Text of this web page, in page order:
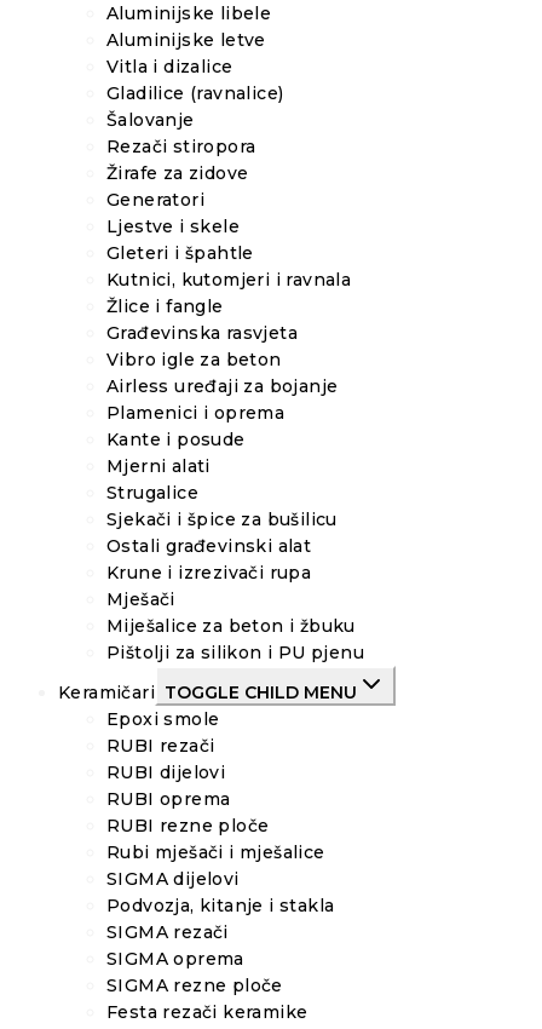
Aluminijske libele
Aluminijske letve
Vitla i dizalice
Gladilice (ravnalice)
Šalovanje
Rezači stiropora
Žirafe za zidove
Generatori
Ljestve i skele
Gleteri i špahtle
Kutnici, kutomjeri i ravnala
Žlice i fangle
Građevinska rasvjeta
Vibro igle za beton
Airless uređaji za bojanje
Plamenici i oprema
Kante i posude
Mjerni alati
Strugalice
Sjekači i špice za bušilicu
Ostali građevinski alat
Krune i izrezivači rupa
Mješači
Miješalice za beton i žbuku
Pištolji za silikon i PU pjenu
Keramičari TOGGLE CHILD MENU
Epoxi smole
RUBI rezači
RUBI dijelovi
RUBI oprema
RUBI rezne ploče
Rubi mješači i mješalice
SIGMA dijelovi
Podvozja, kitanje i stakla
SIGMA rezači
SIGMA oprema
SIGMA rezne ploče
Festa rezači keramike